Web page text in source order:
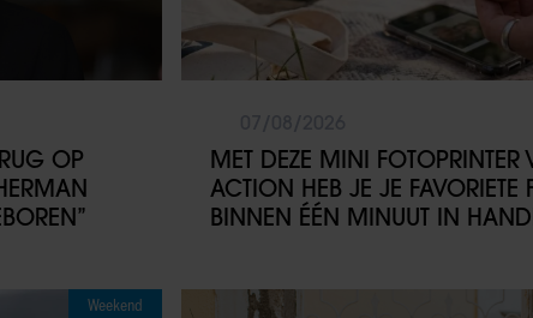
OP
MET DEZE MINI FOTOPRINTER
ACTION HEB JE JE FAVORIETE
BINNEN ÉÉN MINUUT IN
Weekend